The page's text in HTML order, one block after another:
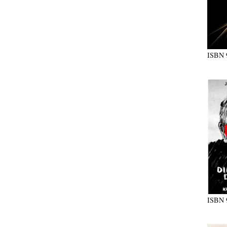
ISBN
ISBN